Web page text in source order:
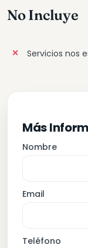
No Incluye
Servicios nos
Más
Nombre
Email
Teléfono